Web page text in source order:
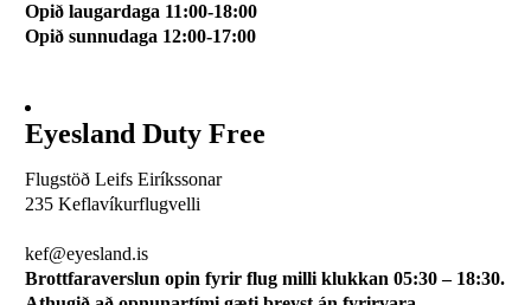
Opið laugardaga 11:00-18:00
Opið sunnudaga 12:00-17:00
Eyesland Duty Free
Flugstöð Leifs Eiríkssonar
235 Keflavíkurflugvelli
kef@eyesland.is
Brottfaraverslun opin fyrir flug milli klukkan 05:30 – 18:30.